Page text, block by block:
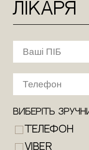
лікаря
Виберіть
Телефон
Viber